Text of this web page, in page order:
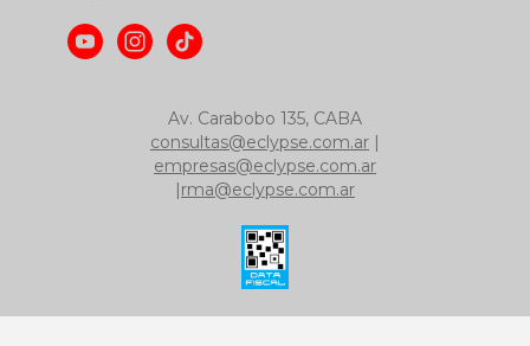
Av. Carabobo 135, CABA
consultas@eclypse.com.ar |
empresas@eclypse.com.ar
|rma@eclypse.com.ar